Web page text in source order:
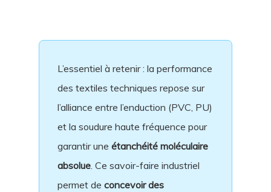
L’essentiel à retenir : la performance
des textiles techniques repose sur
l’alliance entre l’enduction (PVC, PU)
et la soudure haute fréquence pour
garantir une étanchéité moléculaire
absolue. Ce savoir-faire industriel
permet de concevoir des